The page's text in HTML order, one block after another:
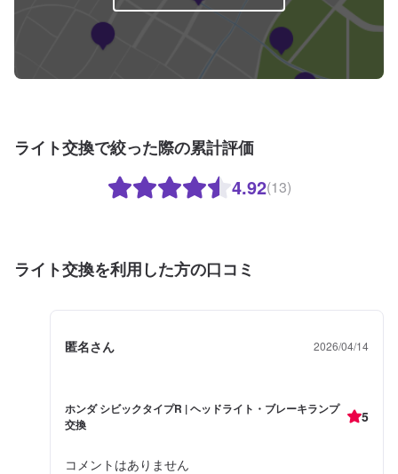
ライト交換で絞った際の累計評価
4.92(13)
ライト交換を利用した方の口コミ
匿名さん 2026/04/14
ホンダ シビックタイプR | ヘッドライト・ブレーキランプ
交換
5
コメントはありません